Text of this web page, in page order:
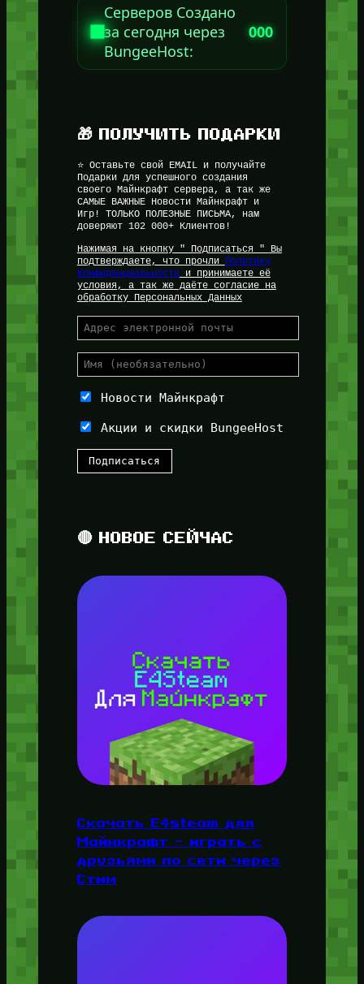
Серверов Создано
за сегодня через
BungeeHost:
000
🎁 ПОЛУЧИТЬ ПОДАРКИ
⭐ Оставьте свой EMAIL и получайте
Подарки для успешного создания
своего Майнкрафт сервера, а так же
САМЫЕ ВАЖНЫЕ Новости Майнкрафт и
Игр! ТОЛЬКО ПОЛЕЗНЫЕ ПИСЬМА, нам
доверяют 102 000+ Клиентов!
Нажимая на кнопку " Подписаться " Вы
подтверждаете, что прочли Политику
Конфиденциальностии принимаете её
условия, а так же даёте согласие на
обработку Персональных Данных
Новости Майнкрафт
Акции и скидки BungeeHost
🔴 НОВОЕ СЕЙЧАС
Скачать E4steam для
Майнкрафт — играть с
друзьями по сети через
Стим